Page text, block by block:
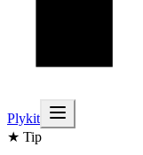
Plykit
★ Tip